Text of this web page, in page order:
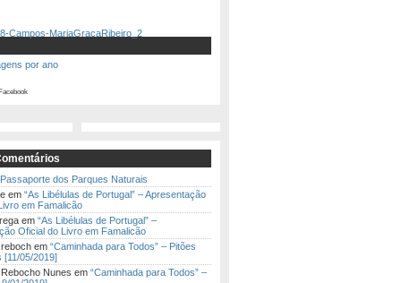
por ano
Passaporte dos Parques Naturais
em “As Libélulas de Portugal” – Apresentação
em Famalicão
em “As Libélulas de Portugal” –
Oficial do Livro em Famalicão
em “Caminhada para Todos” – Pitões
[11/05/2019]
Nunes em “Caminhada para Todos” –